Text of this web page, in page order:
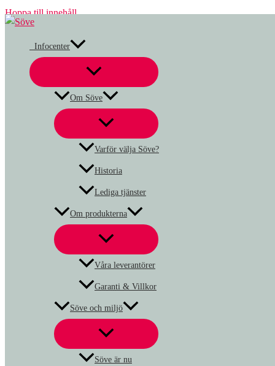
Hoppa till innehåll
Infocenter
Om Söve
Varför välja Söve?
Historia
Lediga tjänster
Om produkterna
Våra leverantörer
Garanti & Villkor
Söve och miljö
Söve är nu